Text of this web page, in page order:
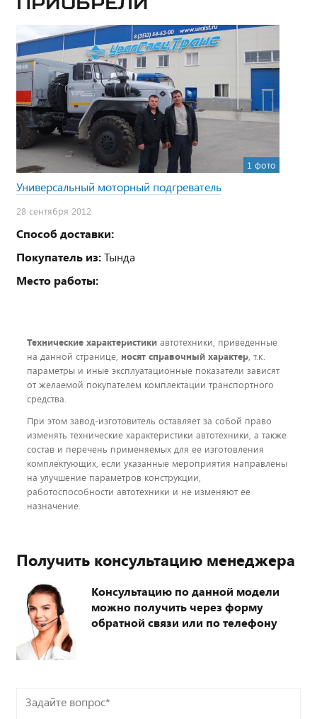
1 фото
Универсальный моторный подгреватель
28 сентября 2012
Способ доставки:
Покупатель из:Тында
Место работы:
Технические характеристики автотехники, приведенные
на данной странице, носят справочный характер, т.к.
параметры и иные эксплуатационные показатели зависят
от желаемой покупателем комплектации транспортного
средства.
При этом завод-изготовитель оставляет за собой право
изменять технические характеристики автотехники, а также
состав и перечень применяемых для ее изготовления
комплектующих, если указанные мероприятия направлены
на улучшение параметров конструкции,
работоспособности автотехники и не изменяют ее
назначение.
Получить консультацию менеджера
Консультацию по данной модели
можно получить через форму
обратной связи или по телефону
Задайте